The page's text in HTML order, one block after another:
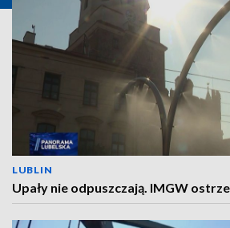
LUBLIN
Upały nie odpuszczają. IMGW